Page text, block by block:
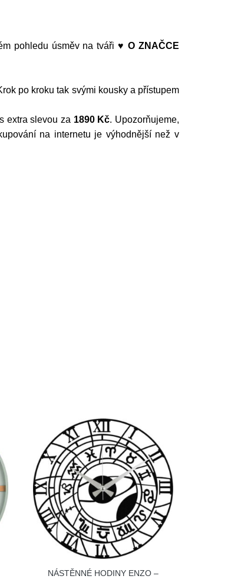
pohledu úsměv na tváři ♥O ZNAČCE
po kroku tak svými kousky a přístupem
extra slevou za 1890 Kč. Upozorňujeme,
na internetu je výhodnější než v
NÁSTĚNNÉ HODINY ENZO –